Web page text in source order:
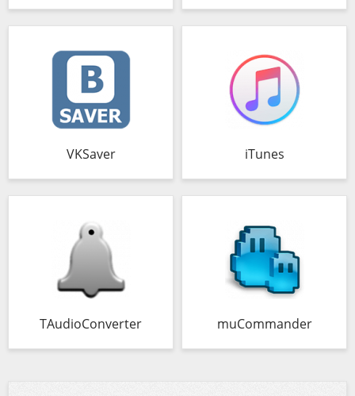
VKSaver iTunes
TAudioConverter muCommander